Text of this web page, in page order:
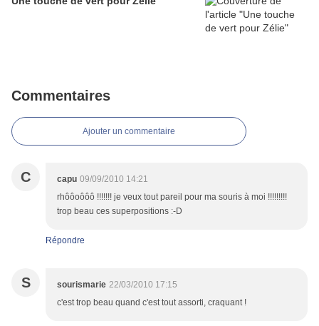
Commentaires
Ajouter un commentaire
C capu 09/09/2010 14:21
rhôôoôôô !!!!!!! je veux tout pareil pour ma souris à moi !!!!!!!!!
trop beau ces superpositions :-D
Répondre
S sourismarie 22/03/2010 17:15
c'est trop beau quand c'est tout assorti, craquant !